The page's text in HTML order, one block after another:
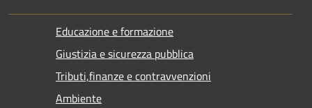
Educazione e formazione
Giustizia e sicurezza pubblica
Tributi,finanze e contravvenzioni
Ambiente